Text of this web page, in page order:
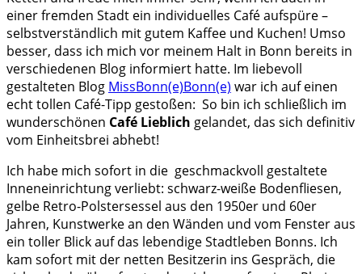
einer fremden Stadt ein individuelles Café aufspüre –
selbstverständlich mit gutem Kaffee und Kuchen! Umso
besser, dass ich mich vor meinem Halt in Bonn bereits in
verschiedenen Blog informiert hatte. Im liebevoll
gestalteten Blog MissBonn(e)Bonn(e) war ich auf einen
echt tollen Café-Tipp gestoßen: So bin ich schließlich im
wunderschönen Café Lieblich gelandet, das sich definitiv
vom Einheitsbrei abhebt!
Ich habe mich sofort in die geschmackvoll gestaltete
Inneneinrichtung verliebt: schwarz-weiße Bodenfliesen,
gelbe Retro-Polstersessel aus den 1950er und 60er
Jahren, Kunstwerke an den Wänden und vom Fenster aus
ein toller Blick auf das lebendige Stadtleben Bonns. Ich
kam sofort mit der netten Besitzerin ins Gespräch, die